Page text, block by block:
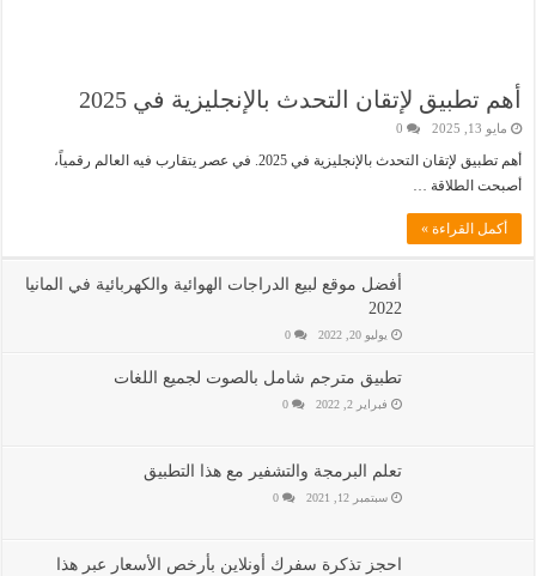
أهم تطبيق لإتقان التحدث بالإنجليزية في 2025
مايو 13, 2025 0
أهم تطبيق لإتقان التحدث بالإنجليزية في 2025. في عصر يتقارب فيه العالم رقمياً،
أصبحت الطلاقة …
أكمل القراءة »
أفضل موقع لبيع الدراجات الهوائية والكهربائية في المانيا
2022
يوليو 20, 2022 0
تطبيق مترجم شامل بالصوت لجميع اللغات
فبراير 2, 2022 0
تعلم البرمجة والتشفير مع هذا التطبيق
سبتمبر 12, 2021 0
احجز تذكرة سفرك أونلاين بأرخص الأسعار عبر هذا